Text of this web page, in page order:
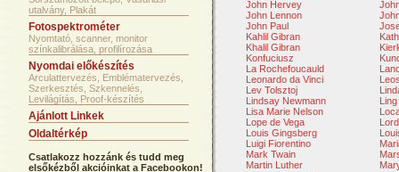
utalvány, Plakát
Fotospektrométer
Nyomtató, scanner, monitor
színkalibrálása, profilírozása
Nyomdai előkészítés
Arculattervezés, Emblématervezés,
Szerkesztés, Szkennelés,
Levilágítás, Proof-készítés
Ajánlott Linkek
Oldaltérkép
Csatlakozz hozzánk és tudd meg
elsőkézből akcióinkat a Facebookon!
John Hervey
John Lennon
John Paul
Kahlil Gibran
Khalil Gibran
Konfuciusz
La Rochefoucauld
Leonardo da Vinci
Lev Tolsztoj
Lindsay Newmann
Lisa Marie Nelson
Lope de Vega
Louis Gingsberg
Luigi Fiorentino
Mark Twain
Martin Luther